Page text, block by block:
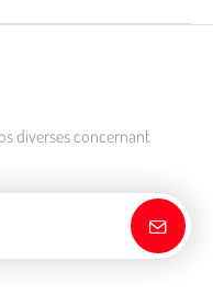
diverses concernant